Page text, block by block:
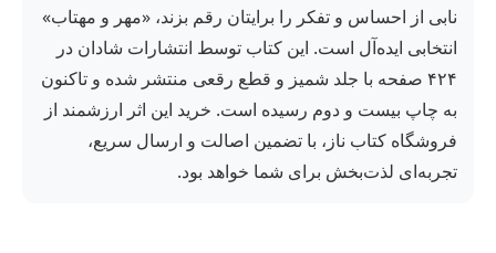
نابی از احساس و تفکر را برایتان رقم بزند، «مهر و مهتاب»
انتخابی ایده‌آل است. این کتاب توسط انتشارات شادان در
۴۲۴ صفحه با جلد شمیز و قطع رقعی منتشر شده و تاکنون
به چاپ بیست و دوم رسیده است. خرید این اثر ارزشمند از
فروشگاه کتاب ناز، با تضمین اصالت و ارسال سریع،
تجربه‌ای لذت‌بخش برای شما خواهد بود.